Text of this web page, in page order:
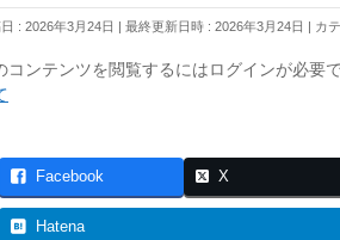
: 2026年3月24日 最終更新日時 : 2026年3月24日 カ
コンテンツを閲覧するにはログインが必要
Facebook X
Hatena